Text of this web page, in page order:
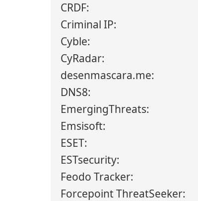
CRDF:
Criminal IP:
Cyble:
CyRadar:
desenmascara.me:
DNS8:
EmergingThreats:
Emsisoft:
ESET:
ESTsecurity:
Feodo Tracker:
Forcepoint ThreatSeeker: